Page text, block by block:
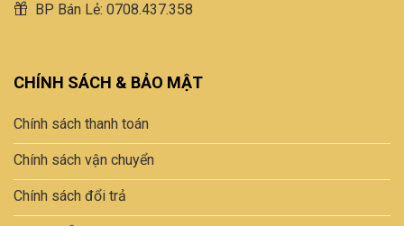
BP Bán Lẻ: 0708.437.358
CHÍNH SÁCH & BẢO MẬT
Chính sách thanh toán
Chính sách vận chuyển
Chính sách đổi trả